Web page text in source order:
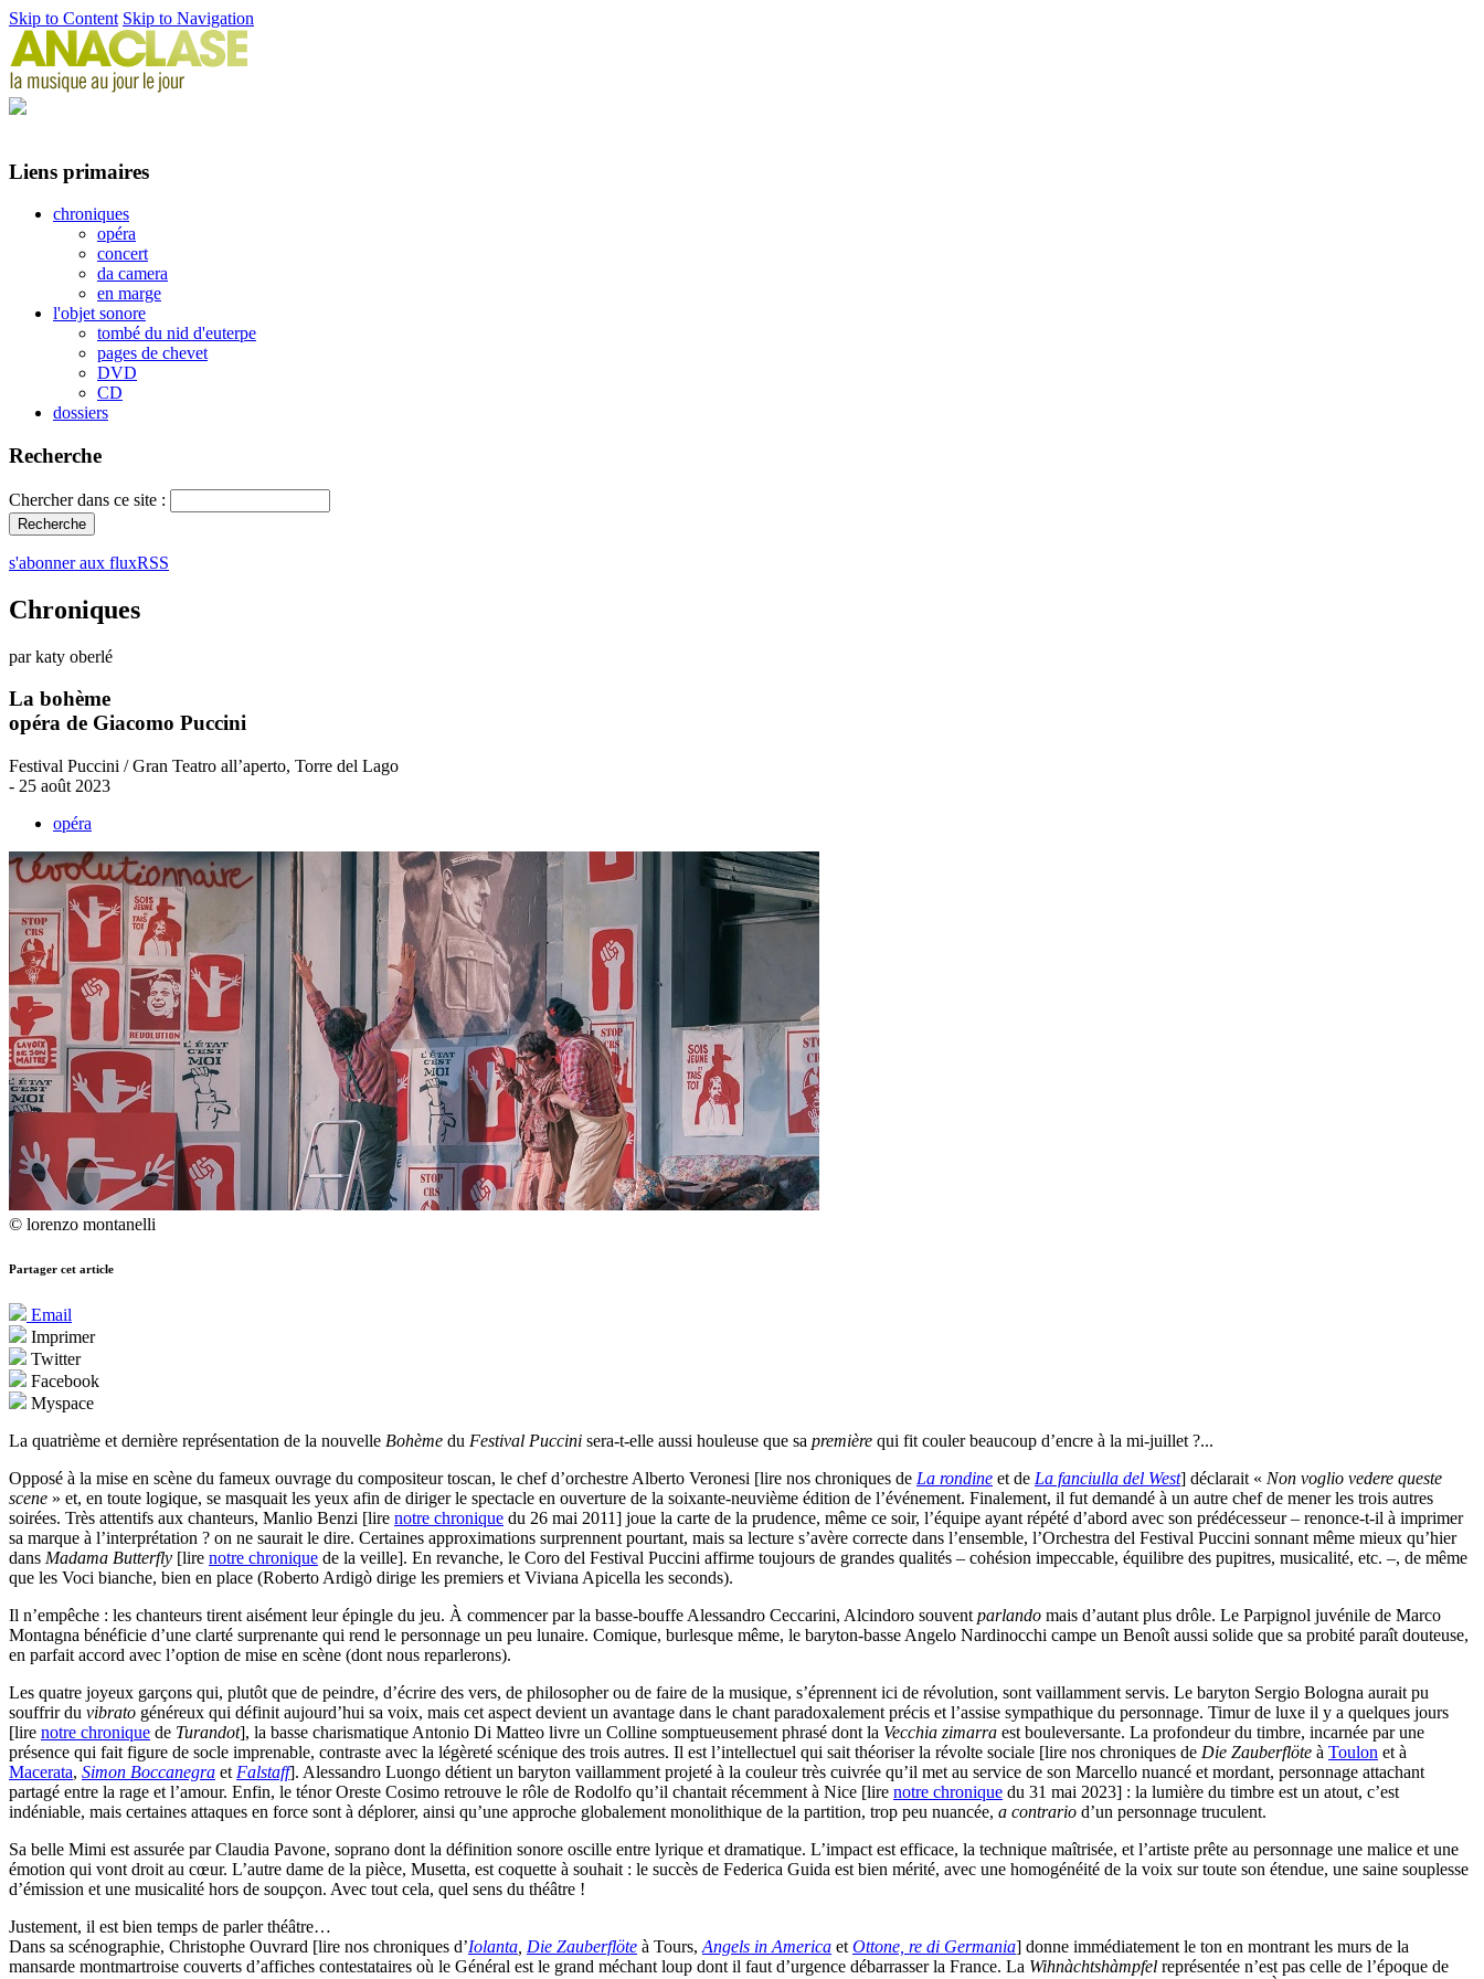
Skip to Content Skip to Navigation
Liens primaires
chroniques
opéra
concert
da camera
en marge
l'objet sonore
tombé du nid d'euterpe
pages de chevet
DVD
CD
dossiers
Recherche
Chercher dans ce site :
s'abonner aux fluxRSS
Chroniques
par katy oberlé
La bohème
opéra de Giacomo Puccini
Festival Puccini / Gran Teatro all’aperto, Torre del Lago
- 25 août 2023
opéra
© lorenzo montanelli
Partager cet article
Email
Imprimer
Twitter
Facebook
Myspace
La quatrième et dernière représentation de la nouvelle Bohème du Festival Puccini sera-t-elle aussi houleuse que sa première qui fit couler beaucoup d’encre à la mi-juillet ?...
Opposé à la mise en scène du fameux ouvrage du compositeur toscan, le chef d’orchestre Alberto Veronesi [lire nos chroniques de La rondine et de La fanciulla del West] déclarait « Non voglio vedere queste
scene » et, en toute logique, se masquait les yeux afin de diriger le spectacle en ouverture de la soixante-neuvième édition de l’événement. Finalement, il fut demandé à un autre chef de mener les trois autres
soirées. Très attentifs aux chanteurs, Manlio Benzi [lire notre chronique du 26 mai 2011] joue la carte de la prudence, même ce soir, l’équipe ayant répété d’abord avec son prédécesseur – renonce-t-il à imprimer
sa marque à l’interprétation ? on ne saurait le dire. Certaines approximations surprennent pourtant, mais sa lecture s’avère correcte dans l’ensemble, l’Orchestra del Festival Puccini sonnant même mieux qu’hier
dans Madama Butterfly [lire notre chronique de la veille]. En revanche, le Coro del Festival Puccini affirme toujours de grandes qualités – cohésion impeccable, équilibre des pupitres, musicalité, etc. –, de même
que les Voci bianche, bien en place (Roberto Ardigò dirige les premiers et Viviana Apicella les seconds).
Il n’empêche : les chanteurs tirent aisément leur épingle du jeu. À commencer par la basse-bouffe Alessandro Ceccarini, Alcindoro souvent parlando mais d’autant plus drôle. Le Parpignol juvénile de Marco
Montagna bénéficie d’une clarté surprenante qui rend le personnage un peu lunaire. Comique, burlesque même, le baryton-basse Angelo Nardinocchi campe un Benoît aussi solide que sa probité paraît douteuse,
en parfait accord avec l’option de mise en scène (dont nous reparlerons).
Les quatre joyeux garçons qui, plutôt que de peindre, d’écrire des vers, de philosopher ou de faire de la musique, s’éprennent ici de révolution, sont vaillamment servis. Le baryton Sergio Bologna aurait pu
souffrir du vibrato généreux qui définit aujourd’hui sa voix, mais cet aspect devient un avantage dans le chant paradoxalement précis et l’assise sympathique du personnage. Timur de luxe il y a quelques jours
[lire notre chronique de Turandot], la basse charismatique Antonio Di Matteo livre un Colline somptueusement phrasé dont la Vecchia zimarra est bouleversante. La profondeur du timbre, incarnée par une
présence qui fait figure de socle imprenable, contraste avec la légèreté scénique des trois autres. Il est l’intellectuel qui sait théoriser la révolte sociale [lire nos chroniques de Die Zauberflöte à Toulon et à
Macerata, Simon Boccanegra et Falstaff]. Alessandro Luongo détient un baryton vaillamment projeté à la couleur très cuivrée qu’il met au service de son Marcello nuancé et mordant, personnage attachant
partagé entre la rage et l’amour. Enfin, le ténor Oreste Cosimo retrouve le rôle de Rodolfo qu’il chantait récemment à Nice [lire notre chronique du 31 mai 2023] : la lumière du timbre est un atout, c’est
indéniable, mais certaines attaques en force sont à déplorer, ainsi qu’une approche globalement monolithique de la partition, trop peu nuancée, a contrario d’un personnage truculent.
Sa belle Mimi est assurée par Claudia Pavone, soprano dont la définition sonore oscille entre lyrique et dramatique. L’impact est efficace, la technique maîtrisée, et l’artiste prête au personnage une malice et une
émotion qui vont droit au cœur. L’autre dame de la pièce, Musetta, est coquette à souhait : le succès de Federica Guida est bien mérité, avec une homogénéité de la voix sur toute son étendue, une saine souplesse
d’émission et une musicalité hors de soupçon. Avec tout cela, quel sens du théâtre !
Justement, il est bien temps de parler théâtre…
Dans sa scénographie, Christophe Ouvrard [lire nos chroniques d’Iolanta Die Zauberflöte à Tours, Angels in America et Ottone, re di Germania] donne immédiatement le ton en montrant les murs de la
mansarde montmartroise couverts d’affiches contestataires où le Général est le grand méchant loup dont il faut d’urgence débarrasser la France. La Wihnàchtshàmpfel représentée n’est pas celle de l’époque de